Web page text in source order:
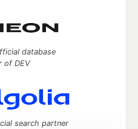
Wechat-Timed-
的名下后，创建
Secrets）：
database
of DEV
search partner